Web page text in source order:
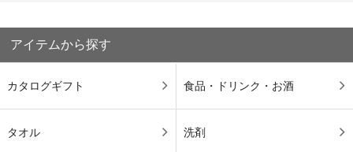
アイテムから探す
カタログギフト 食品・ドリンク・お酒
タオル 洗剤